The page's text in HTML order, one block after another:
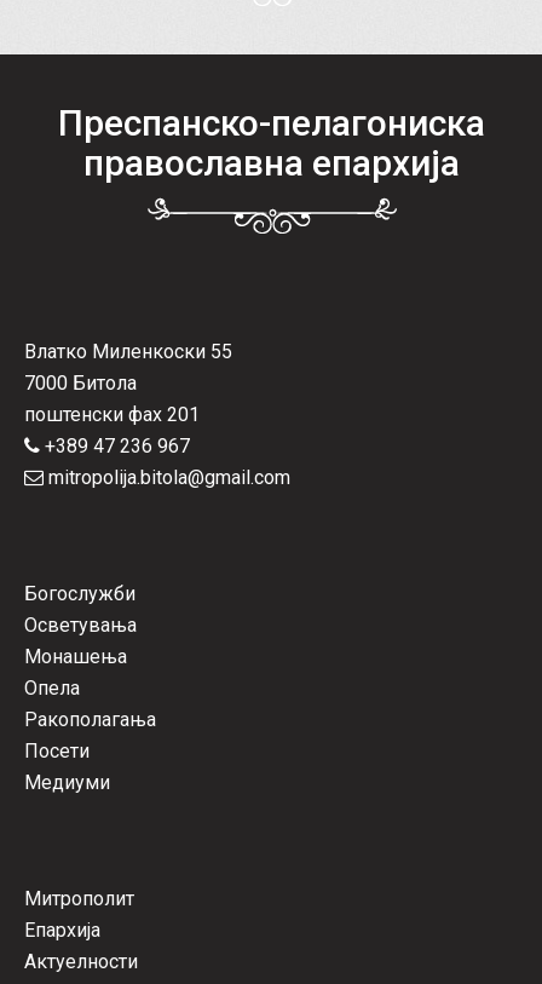
Преспанско-пелагониска
православна епархија
Влатко Миленкоски 55
7000 Битола
поштенски фах 201
+389 47 236 967
mitropolija.bitola@gmail.com
Богослужби
Осветувања
Монашења
Опела
Ракополагања
Посети
Медиуми
Митрополит
Епархија
Актуелности